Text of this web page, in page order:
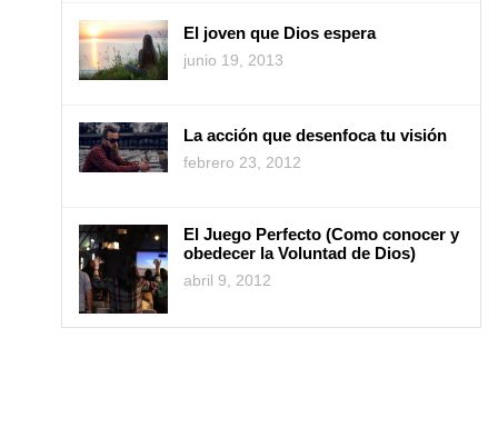
El joven que Dios espera
junio 19, 2013
La acción que desenfoca tu visión
febrero 23, 2012
El Juego Perfecto (Como conocer y
obedecer la Voluntad de Dios)
abril 9, 2012